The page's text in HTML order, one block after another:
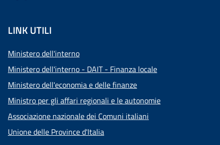
LINK UTILI
Ministero dell'interno
Ministero dell'interno - DAIT - Finanza locale
Ministero dell'economia e delle finanze
Ministro per gli affari regionali e le autonomie
Associazione nazionale dei Comuni italiani
Unione delle Province d'Italia